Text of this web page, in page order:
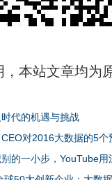
，本站文章均为
代的机遇与挑战
对2016大数据的5个
的一小步，YouTube